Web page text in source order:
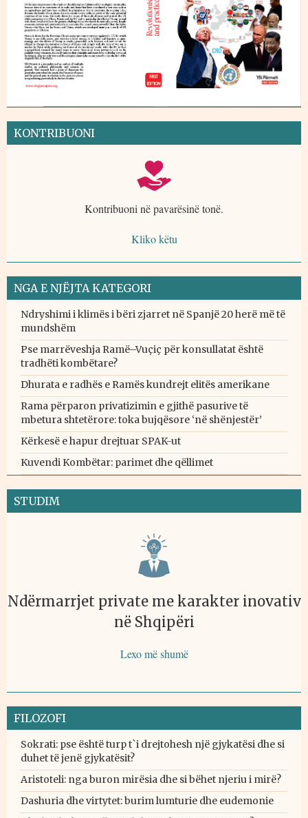
KONTRIBUONI
Kontribuoni në pavarësinë tonë.
Kliko këtu
NGA E NJËJTA KATEGORI
Ndryshimi i klimës i bëri zjarret në Spanjë 20 herë më të
mundshëm
Pse marrëveshja Ramë–Vuçiç për konsullatat është
tradhëti kombëtare?
Dhurata e radhës e Ramës kundrejt elitës amerikane
Rama përparon privatizimin e gjithë pasurive të
mbetura shtetërore: toka bujqësore ‘në shënjestër’
Kërkesë e hapur drejtuar SPAK-ut
Kuvendi Kombëtar: parimet dhe qëllimet
STUDIM
Ndërmarrjet private me karakter inovativ
në Shqipëri
Lexo më shumë
FILOZOFI
Sokrati: pse është turp t`i drejtohesh një gjykatësi dhe si
duhet të jenë gjykatësit?
Aristoteli: nga buron mirësia dhe si bëhet njeriu i mirë?
Dashuria dhe virtytet: burim lumturie dhe eudemonie